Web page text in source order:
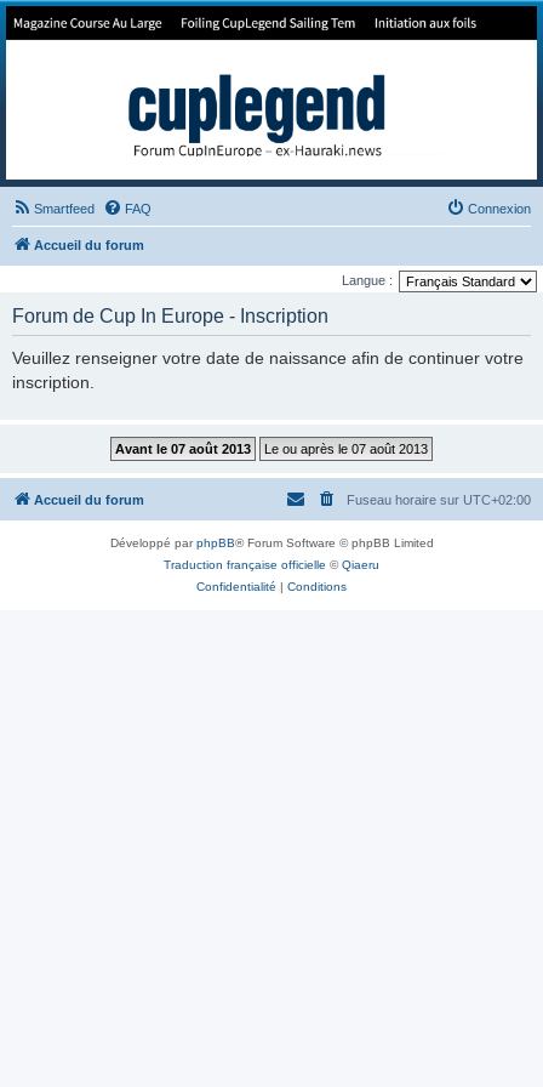
Forum de Cup In Europe
Smartfeed FAQ Connexion
Accueil du forum
Langue :
Forum de Cup In Europe - Inscription
Veuillez renseigner votre date de naissance afin de continuer votre
inscription.
Accueil du forum Fuseau horaire sur UTC+02:00
Développé parphpBB® Forum Software © phpBB Limited
Traduction française officielle ©Qiaeru
Confidentialité | Conditions